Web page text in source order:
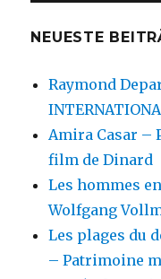
NEUESTE
Raymond
Amira Casar –
film de Dinard
Les hommes
Wolfgang
Les plages du
– Patrimoine